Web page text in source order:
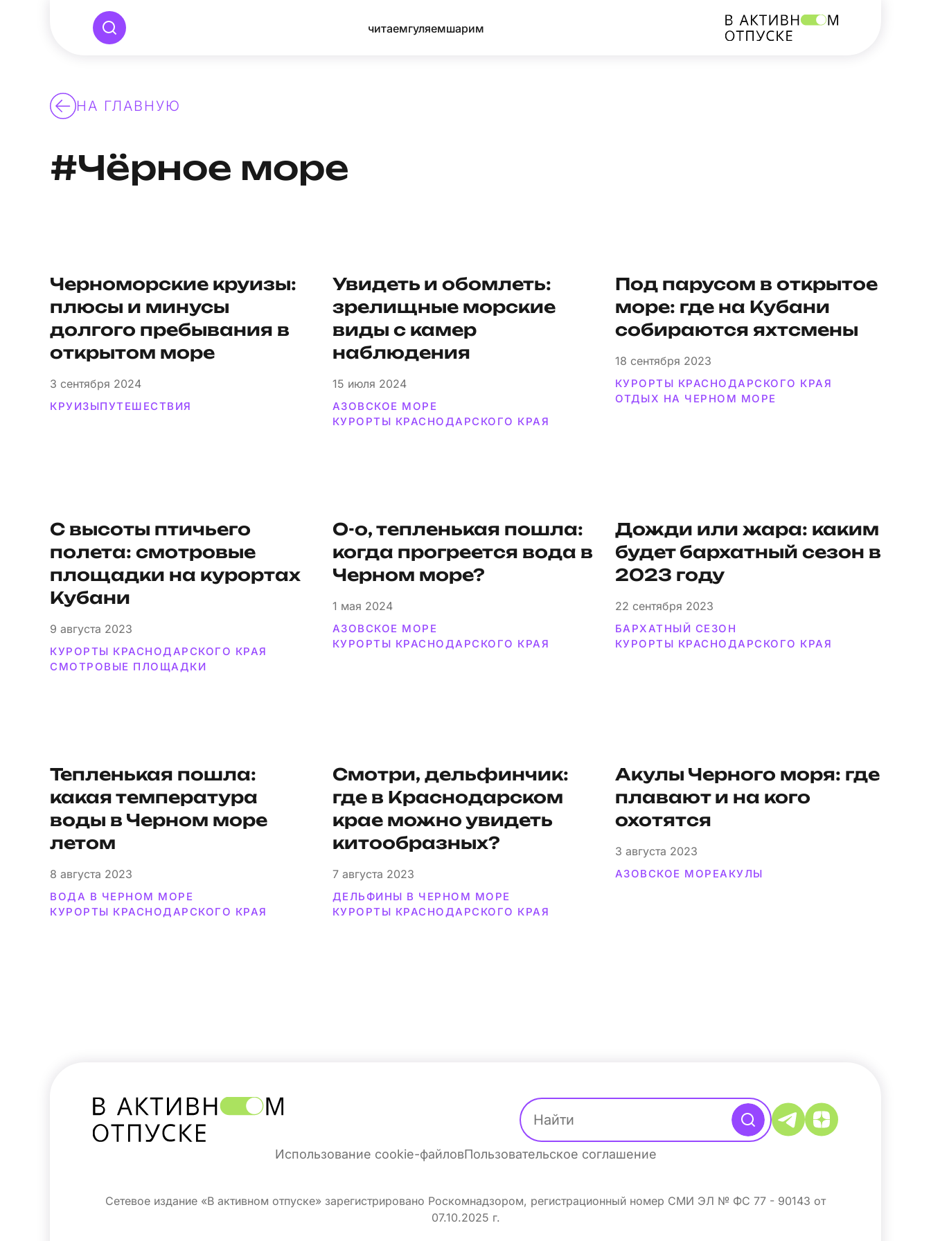
читаемгуляемшарим
НА ГЛАВНУЮ
#Чёрное море
Черноморские круизы:
плюсы и минусы
долгого пребывания в
открытом море
3 сентября 2024
КРУИЗЫПУТЕШЕСТВИЯ
Увидеть и обомлеть:
зрелищные морские
виды с камер
наблюдения
15 июля 2024
АЗОВСКОЕ МОРЕ
КУРОРТЫ КРАСНОДАРСКОГО КРАЯ
Под парусом в открытое
море: где на Кубани
собираются яхтсмены
18 сентября 2023
КУРОРТЫ КРАСНОДАРСКОГО КРАЯ
ОТДЫХ НА ЧЕРНОМ МОРЕ
С высоты птичьего
полета: смотровые
площадки на курортах
Кубани
9 августа 2023
КУРОРТЫ КРАСНОДАРСКОГО КРАЯ
СМОТРОВЫЕ ПЛОЩАДКИ
О-о, тепленькая пошла:
когда прогреется вода в
Черном море?
1 мая 2024
АЗОВСКОЕ МОРЕ
КУРОРТЫ КРАСНОДАРСКОГО КРАЯ
Дожди или жара: каким
будет бархатный сезон в
2023 году
22 сентября 2023
БАРХАТНЫЙ СЕЗОН
КУРОРТЫ КРАСНОДАРСКОГО КРАЯ
Тепленькая пошла:
какая температура
воды в Черном море
летом
8 августа 2023
ВОДА В ЧЕРНОМ МОРЕ
КУРОРТЫ КРАСНОДАРСКОГО КРАЯ
Смотри, дельфинчик:
где в Краснодарском
крае можно увидеть
китообразных?
7августа 2023
ДЕЛЬФИНЫ В ЧЕРНОМ МОРЕ
КУРОРТЫ КРАСНОДАРСКОГО КРАЯ
Акулы Черного моря: где
плавают и на кого
охотятся
3 августа 2023
АЗОВСКОЕ МОРЕАКУЛЫ
Использование cookie-файловПользовательское соглашение
Сетевое издание «В активном отпуске» зарегистрировано Роскомнадзором, регистрационный номер СМИ ЭЛ № ФС 77 - 90143 от
07.10.2025 г.